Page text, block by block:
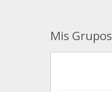
Mis Grupos